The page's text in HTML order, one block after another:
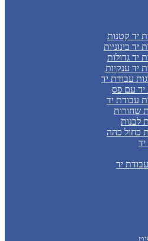
יד קטנות
יד בינוניות
יד גדולות
יד ענקיות
עבודת יד
יד עם פס
עבודת יד
שחורות
לבנות
כחול כהה
יד